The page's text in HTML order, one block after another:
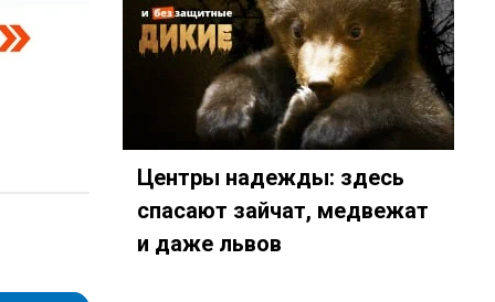
show/55PUQ6aKkx9nnPj5OuY9Qv
mavestreambot/app?startapp=rkp-novosti-sporta
Центры надежды: здесь
спасают зайчат, медвежат
и даже львов